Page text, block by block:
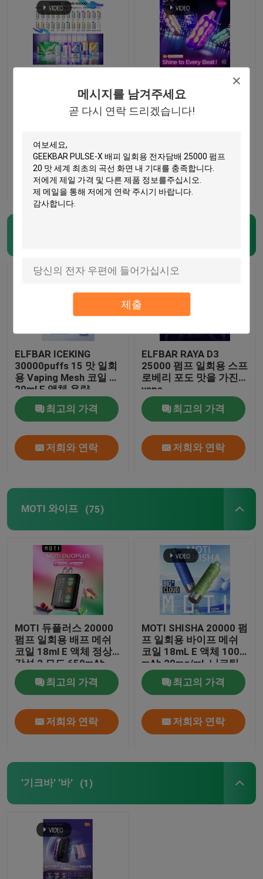
메시지를 남겨주세요
곧 다시 연락 드리겠습니다!
제출
공장 투어
품질 관리
연락처
견적 요청
MOTI 와이프
'기크바' '바'
OXBAR 배화물
유웰 와이프
펌토 배스
에플러스
구 학교 와이프
EPE 와이프
회용 베이프 (25가지 맛,
물결 모양 곡선 스크린,
듀얼 메쉬 코일,
리 포함)
저희와 연락
VOZOL STAR 40000 일
회용 베이프 40000 퍼
프, 20가지 맛, 듀얼 메쉬
코일, 1000mAh 충전식
저희와 연락
ELFBAR ICEKING
30000puffs 15 맛 일회
용 Vaping Mesh 코일 및
20ml E 액체 용량
최고의 가격
저희와 연락
ELFBAR RAYA D3
25000 펌프 일회용 스프
로베리 포도 맛을 가진
vape
최고의 가격
저희와 연락
MOTI 와이프 (75)
MOTI 듀플러스 20000
펌프 일회용 배프 메쉬
코일 18ml E 액체 정상/
강성 2 모드 650mAh
50mg/mL 니코틴
최고의 가격
저희와 연락
MOTI SHISHA 20000 펌
프 일회용 바이프 메쉬
코일 18mL E 액체 1000
mAh 20mg/mL 니코틴
타입-C
최고의 가격
저희와 연락
'기크바' '바' (1)